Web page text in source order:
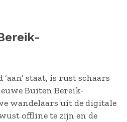
staat, is rust schaars
Buiten Bereik-
wandelaars uit de digitale
offline te zijn en de